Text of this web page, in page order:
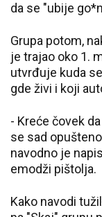
da se "ubije
Grupa potom,
je trajao oko 1.
utvrđuje kuda
gde živi i koji
- Kreće čovek
se sad
navodno je
emodži pištolja.
Kako navodi